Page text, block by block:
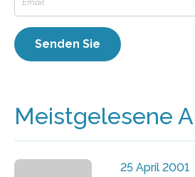
Meistgelesene
25 April 2001